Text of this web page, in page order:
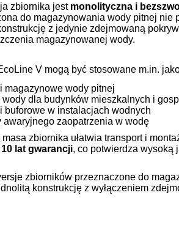
zbiornika jest monolityczna i
do magazynowania wody pitnej nie
z jedynie zdejmowaną
magazynowanej wody.
V mogą być stosowane m.in.
magazynowe wody pitnej
wody dla budynków mieszkalnych i
buforowe w instalacjach wodnych
awaryjnego zaopatrzenia w wodę
zbiornika ułatwia transport i
10 lat gwarancji, co potwierdza wysoką
zbiorników przeznaczone do
konstrukcję z wyłączeniem